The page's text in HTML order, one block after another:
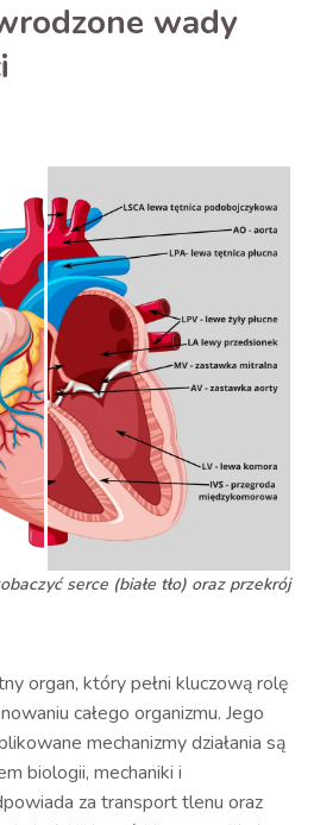
wady
serce (białe tło) oraz przekrój
organ, który pełni kluczową rolę
całego organizmu. Jego
mechanizmy działania są
biologii, mechaniki i
za transport tlenu oraz